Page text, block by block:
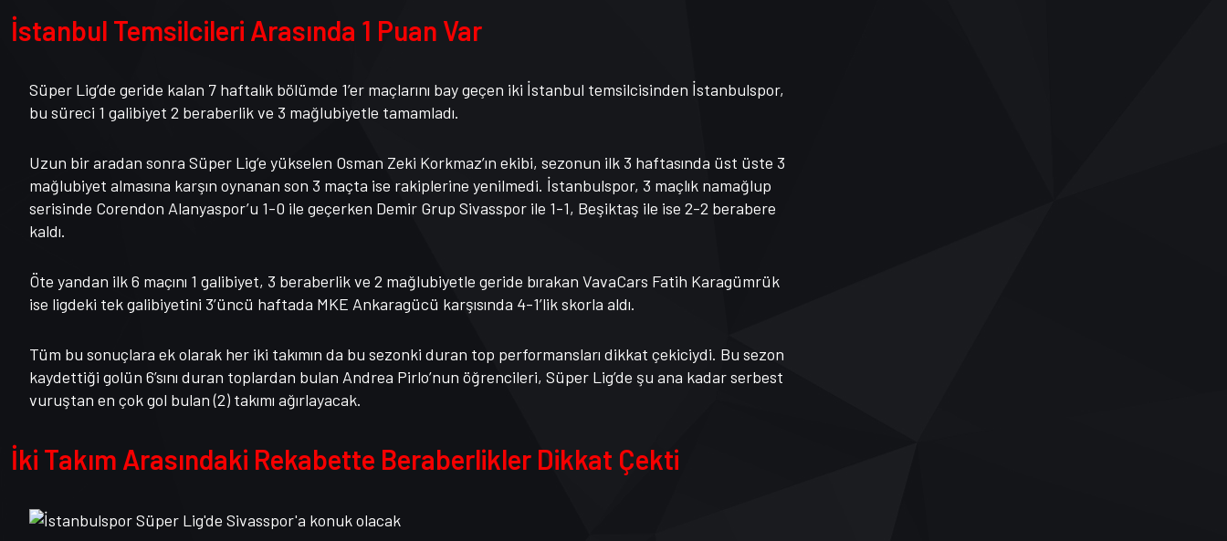
İstanbul Temsilcileri Arasında 1 Puan Var
Süper Lig’de geride kalan 7 haftalık bölümde 1’er maçlarını bay geçen iki İstanbul temsilcisinden İstanbulspor,
bu süreci 1 galibiyet 2 beraberlik ve 3 mağlubiyetle tamamladı.
Uzun bir aradan sonra Süper Lig’e yükselen Osman Zeki Korkmaz’ın ekibi, sezonun ilk 3 haftasında üst üste 3
mağlubiyet almasına karşın oynanan son 3 maçta ise rakiplerine yenilmedi. İstanbulspor, 3 maçlık namağlup
serisinde Corendon Alanyaspor’u 1-0 ile geçerken Demir Grup Sivasspor ile 1-1, Beşiktaş ile ise 2-2 berabere
kaldı.
Öte yandan ilk 6 maçını 1 galibiyet, 3 beraberlik ve 2 mağlubiyetle geride bırakan VavaCars Fatih Karagümrük
ise ligdeki tek galibiyetini 3’üncü haftada MKE Ankaragücü karşısında 4-1’lik skorla aldı.
Tüm bu sonuçlara ek olarak her iki takımın da bu sezonki duran top performansları dikkat çekiciydi. Bu sezon
kaydettiği golün 6’sını duran toplardan bulan Andrea Pirlo’nun öğrencileri, Süper Lig’de şu ana kadar serbest
vuruştan en çok gol bulan (2) takımı ağırlayacak.
İki Takım Arasındaki Rekabette Beraberlikler Dikkat Çekti